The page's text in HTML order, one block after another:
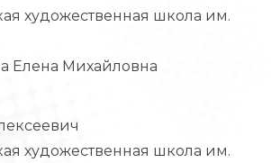
художественная школа им.
Елена Михайловна
художественная школа им.